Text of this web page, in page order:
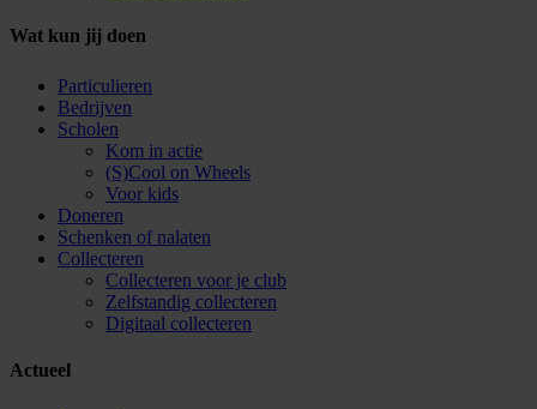
Wat kun jij doen
Particulieren
Bedrijven
Scholen
Kom in actie
(S)Cool on Wheels
Voor kids
Doneren
Schenken of nalaten
Collecteren
Collecteren voor je club
Zelfstandig collecteren
Digitaal collecteren
Actueel